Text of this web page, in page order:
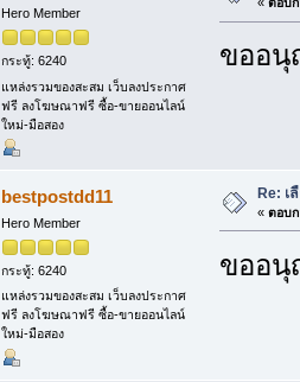
Hero Member
กระทู้: 6240
แหล่งรวมของสะสม เว็บลงประกาศ
ฟรี ลงโฆษณาฟรี ซื้อ-ขายออนไลน์
ใหม่-มือสอง
ขออ
bestpostdd11
Hero Member
กระทู้: 6240
แหล่งรวมของสะสม เว็บลงประกาศ
ฟรี ลงโฆษณาฟรี ซื้อ-ขายออนไลน์
ใหม่-มือสอง
Re: เ
« ตอบก
ขออ